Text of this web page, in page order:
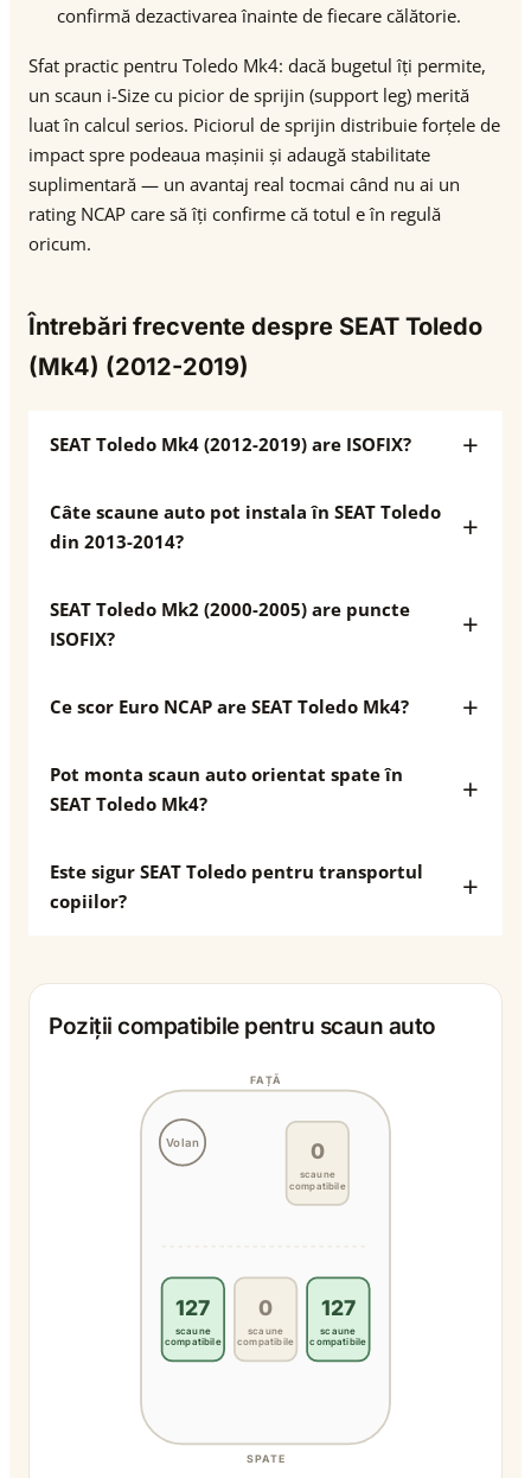
confirmă dezactivarea înainte de fiecare călătorie.
Sfat practic pentru Toledo Mk4: dacă bugetul îți permite,
un scaun i-Size cu picior de sprijin (support leg) merită
luat în calcul serios. Piciorul de sprijin distribuie forțele de
impact spre podeaua mașinii și adaugă stabilitate
suplimentară — un avantaj real tocmai când nu ai un
rating NCAP care să îți confirme că totul e în regulă
oricum.
Întrebări frecvente despre SEAT Toledo
(Mk4) (2012-2019)
SEAT Toledo Mk4 (2012-2019) are ISOFIX?
Câte scaune auto pot instala în SEAT Toledo
din 2013-2014?
SEAT Toledo Mk2 (2000-2005) are puncte
ISOFIX?
Ce scor Euro NCAP are SEAT Toledo Mk4?
Pot monta scaun auto orientat spate în
SEAT Toledo Mk4?
Este sigur SEAT Toledo pentru transportul
copiilor?
Poziții compatibile pentru scaun auto
Volan
FAȚĂ
SPATE
0
scaune
compatibile
127
scaune
compatibile
0
scaune
compatibile
127
scaune
compatibile